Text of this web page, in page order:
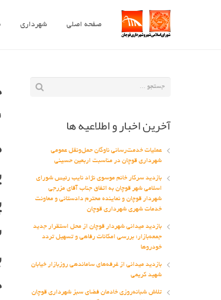
صفحه اصلی شهرداری
آخرین اخبار و اطلاعیه ها
عملیات خدمت‌رسانی ناوگان حمل‌ونقل عمومی
شهرداری قوچان در مناسبت اربعین حسینی
بازدید سرکار خانم موسوی نژاد نایب رئیس شورای
اسلامی شهر قوچان به اتفاق جناب آقای مزرجی
شهردار قوچان و نماینده محترم دادستانی و معاونت
خدمات شهری شهرداری قوچان
بازدید میدانی شهردار قوچان از محل استقرار جدید
جمعه‌بازار؛ بررسی امکانات رفاهی و تسهیل تردد
خودروها
بازدید میدانی از غرفه‌های ساماندهی روزبازار خیابان
شهید کریمی
تلاش شبانه‌روزی خادمان فضای سبز شهرداری قوچان